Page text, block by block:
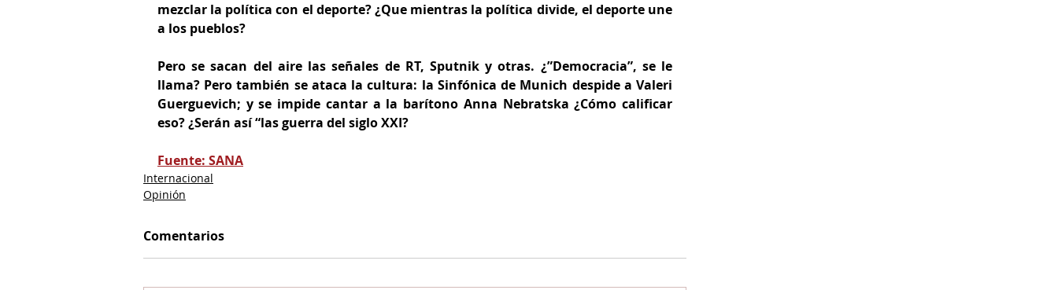
mezclar la política con el deporte? ¿Que mientras la política divide, el deporte une
a los pueblos?
Pero se sacan del aire las señales de RT, Sputnik y otras. ¿”Democracia”, se le
llama? Pero también se ataca la cultura: la Sinfónica de Munich despide a Valeri
Guerguevich; y se impide cantar a la barítono Anna Nebratska ¿Cómo calificar
eso? ¿Serán así “las guerra del siglo XXI?
Fuente: SANA
Internacional
Opinión
Comentarios